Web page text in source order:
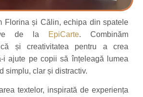
Florina și Călin, echipa din spatele
de la
EpiCarte. Combinăm
și creativitatea pentru a crea
i ajute pe copii să înțeleagă lumea
simplu, clar și distractiv.
textelor, inspirată de experiența